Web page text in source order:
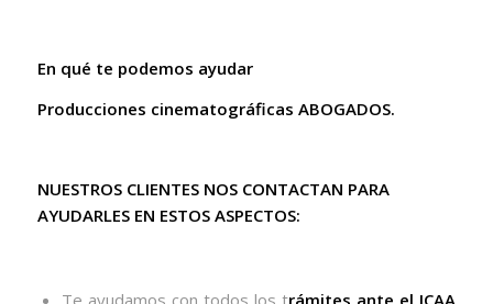
En qué te podemos ayudar
Producciones cinematográficas ABOGADOS.
NUESTROS CLIENTES NOS CONTACTAN PARA
AYUDARLES EN ESTOS ASPECTOS:
Te ayudamos con todos los trámites ante el ICAA